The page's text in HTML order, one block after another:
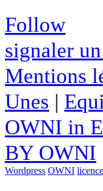
Follow
signaler
Mentions
Unes |
OWNI in
BY OWNI
Wordpress OWNI